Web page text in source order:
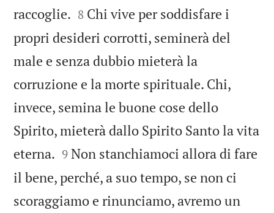
raccoglie. 

8 Chi vive per soddisfare i
propri desideri corrotti, seminerà del
male e senza dubbio mieterà la
corruzione e la morte spirituale. Chi,
invece, semina le buone cose dello
Spirito, mieterà dallo Spirito Santo la vita
eterna. 

9 Non stanchiamoci allora di fare
il bene, perché, a suo tempo, se non ci
scoraggiamo e rinunciamo, avremo un